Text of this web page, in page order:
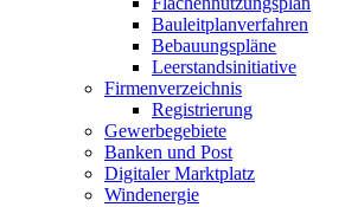
Bauleitplanverfahren
Bebauungspläne
Leerstandsinitiative
Firmenverzeichnis
Registrierung
Gewerbegebiete
Banken und Post
Digitaler Marktplatz
Windenergie